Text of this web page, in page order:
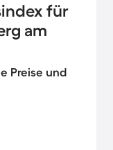
für
am
Preise und